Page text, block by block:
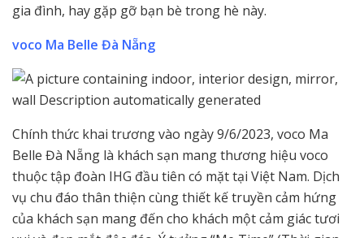
gia đình, hay gặp gỡ bạn bè trong hè này.
voco Ma Belle Đà Nẵng
Chính thức khai trương vào ngày 9/6/2023, voco Ma
Belle Đà Nẵng là khách sạn mang thương hiệu voco
thuộc tập đoàn IHG đầu tiên có mặt tại Việt Nam. Dịch
vụ chu đáo thân thiện cùng thiết kế truyền cảm hứng
của khách sạn mang đến cho khách một cảm giác tươi